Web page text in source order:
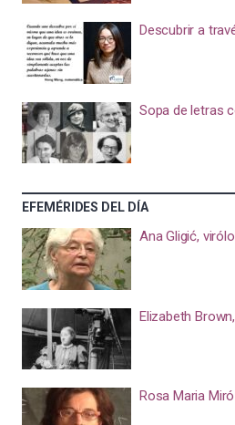
Descubrir a
Sopa de letras
EFEMÉRIDES DEL DÍA
Ana Gligić,
Elizabeth
Rosa Maria